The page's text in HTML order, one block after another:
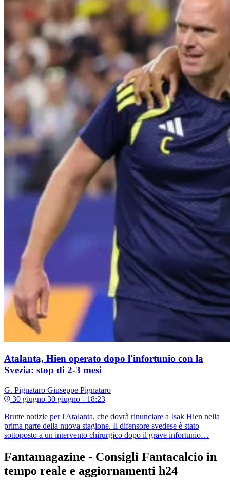
Atalanta, Hien operato dopo l'infortunio con la
Svezia: stop di 2-3 mesi
G. Pignataro Giuseppe Pignataro
30 giugno 30 giugno - 18:23
Brutte notizie per l'Atalanta, che dovrà rinunciare a Isak Hien nella
prima parte della nuova stagione. Il difensore svedese è stato
sottoposto a un intervento chirurgico dopo il grave infortunio…
Fantamagazine - Consigli Fantacalcio in
tempo reale e aggiornamenti h24